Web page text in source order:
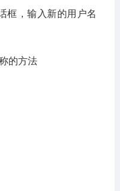
框，输入新的用户名